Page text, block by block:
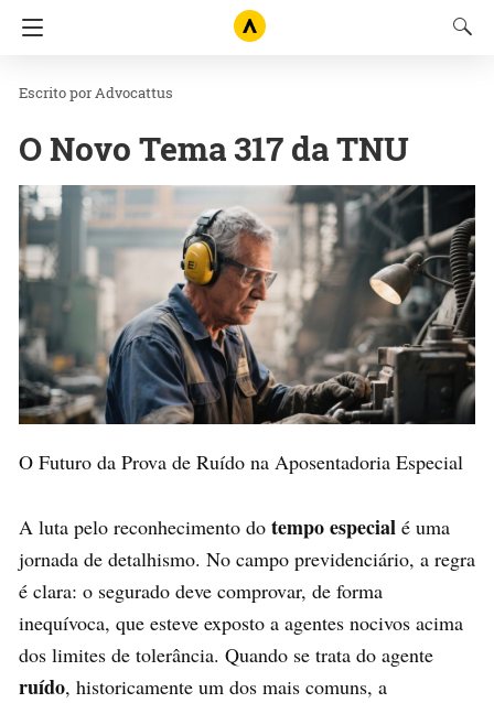
Advocattus
O Novo Tema 317 da TNU
O Futuro da Prova de Ruído na Aposentadoria Especial
A luta pelo reconhecimento do tempo especial é uma
jornada de detalhismo. No campo previdenciário, a regra
é clara: o segurado deve comprovar, de forma
inequívoca, que esteve exposto a agentes nocivos acima
dos limites de tolerância. Quando se trata do agente
ruído, historicamente um dos mais comuns, a